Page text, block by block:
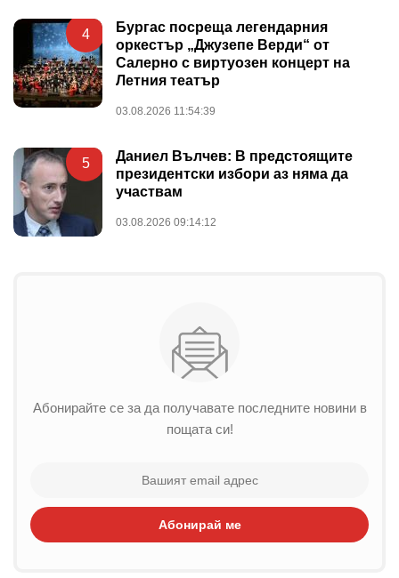
4
Бургас посреща легендарния
оркестър „Джузепе Верди“ от
Салерно с виртуозен концерт на
Летния театър
03.08.2026 11:54:39
5
Даниел Вълчев: В предстоящите
президентски избори аз няма да
участвам
03.08.2026 09:14:12
Абонирайте се за да получавате последните новини в
пощата си!
Абонирай ме